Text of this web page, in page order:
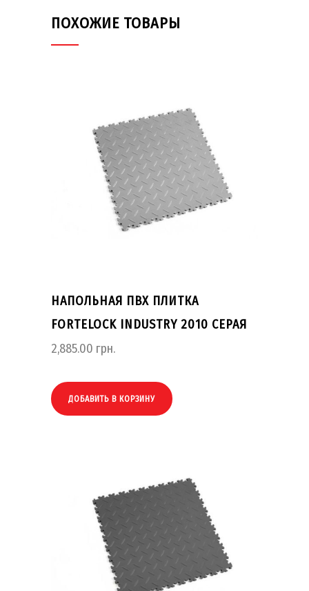
ПОХОЖИЕ ТОВАРЫ
НАПОЛЬНАЯ ПВХ ПЛИТКА
FORTELOCK INDUSTRY 2010 СЕРАЯ
2,885.00 грн.
ДОБАВИТЬ В КОРЗИНУ